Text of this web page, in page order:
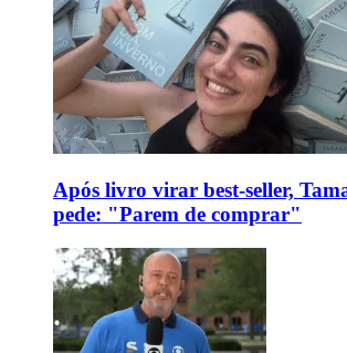
Após livro virar best-seller,
pede: "Parem de comprar"